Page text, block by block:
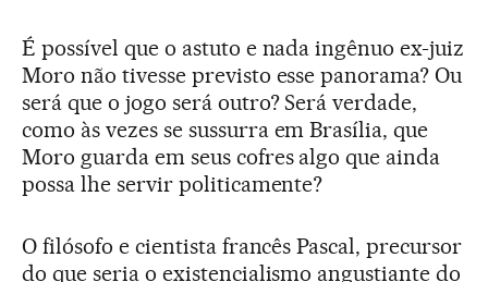
É possível que o astuto e nada ingênuo ex-juiz
Moro não tivesse previsto esse panorama? Ou
será que o jogo será outro? Será verdade,
como às vezes se sussurra em Brasília, que
Moro guarda em seus cofres algo que ainda
possa lhe servir politicamente?
O filósofo e cientista francês Pascal, precursor
do que seria o existencialismo angustiante do